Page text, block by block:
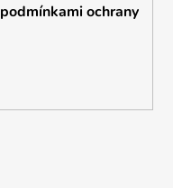
podmínkami ochrany